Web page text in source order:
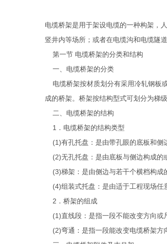
电缆桥架是用于架设电缆的一种构架，
竖井内等场所；或者在电缆沟和电缆隧
第一节 电缆桥架的分类和结构
一、电缆桥架的分类
电缆桥架按材质划分有采用冷轧钢板
成的桥架。桥架按结构型式可划分为梯
二、电缆桥架的结构
1．电缆桥架的结构类型
(1)有孔托盘：是由带孔眼的底板和侧
(2)无孔托盘：是由底板与侧边构成的
(3)梯架：是由侧边与若干个横档构成
(4)组装式托盘：是由适于工程现场任
2．桥架的组成
(1)直线段：是指一段不能改变方向或
(2)弯通：是指一段能改变电缆桥架方